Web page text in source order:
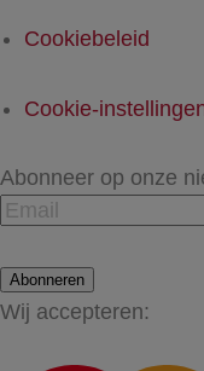
Cookiebeleid
Cookie-
Abonneer op onze
Abonneren
Wij accepteren: